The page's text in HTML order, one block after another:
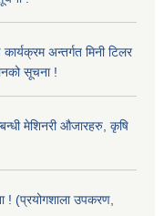
अन्तर्गत मिनी टिलर
सूचना !
मेशिनरी औजारहरु, कृषि
! (प्रयोगशाला उपकरण,